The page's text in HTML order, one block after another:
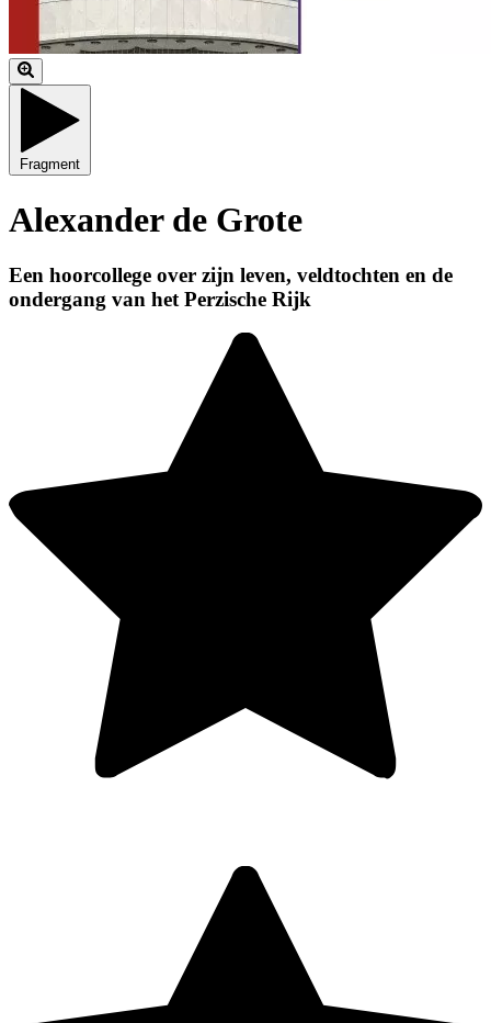
Fragment
Alexander de Grote
Een hoorcollege over zijn leven, veldtochten en de
ondergang van het Perzische Rijk